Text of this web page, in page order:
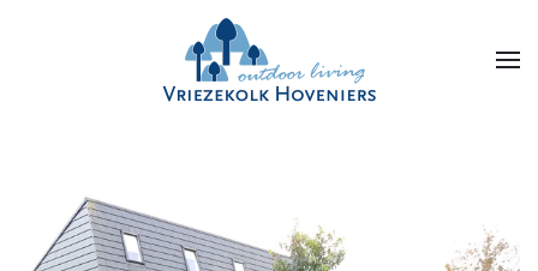
Skip to main content